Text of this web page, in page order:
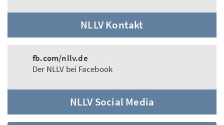
NLLV Kontakt
fb.com/nllv.de
Der NLLV bei Facebook
NLLV Social Media